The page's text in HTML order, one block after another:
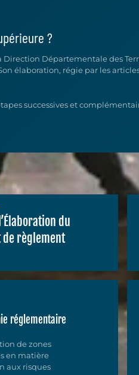
?
Départementale des
régie par les articles
successives et
du
de règlement
réglementaire
de zones
en matière
aux risques